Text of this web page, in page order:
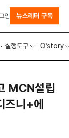
실행도구 O'story
인 뉴스레터 구독
MCN설립
즈니+에